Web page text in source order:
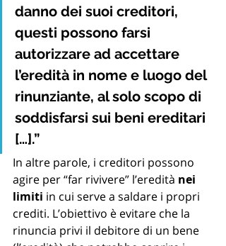
danno dei suoi creditori,
questi possono farsi
autorizzare ad accettare
l’eredità in nome e luogo del
rinunziante, al solo scopo di
soddisfarsi sui beni ereditari
[…].”
In altre parole, i creditori possono
agire per “far rivivere” l’eredità nei
limiti in cui serve a saldare i propri
crediti. L’obiettivo è evitare che la
rinuncia privi il debitore di un bene